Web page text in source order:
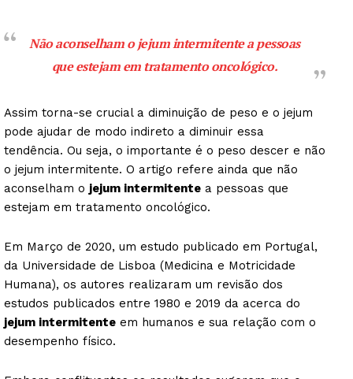
Não aconselham o jejum intermitente a pessoas
que estejam em tratamento oncológico.
Assim torna-se crucial a diminuição de peso e o jejum
pode ajudar de modo indireto a diminuir essa
tendência. Ou seja, o importante é o peso descer e não
o jejum intermitente. O artigo refere ainda que não
aconselham o jejum intermitente a pessoas que
estejam em tratamento oncológico.
Em Março de 2020, um estudo publicado em Portugal,
da Universidade de Lisboa (Medicina e Motricidade
Humana), os autores realizaram um revisão dos
estudos publicados entre 1980 e 2019 da acerca do
jejum intermitente em humanos e sua relação com o
desempenho físico.